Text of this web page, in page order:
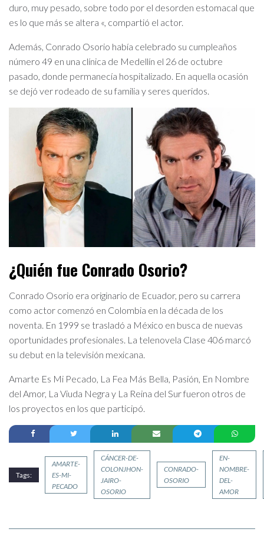
duro, muy pesado, sobre todo por el desorden estomacal que
es lo que más se altera «, compartió el actor.
Además, Conrado Osorio había celebrado su cumpleaños
número 49 en una clínica de Medellín el 26 de octubre
pasado, donde permanecía hospitalizado. En aquella ocasión
se dejó ver rodeado de su familia y seres queridos.
¿Quién fue Conrado Osorio?
Conrado Osorio era originario de Ecuador, pero su carrera
como actor comenzó en Colombia en la década de los
noventa. En 1999 se trasladó a México en busca de nuevas
oportunidades profesionales. La telenovela Clase 406 marcó
su debut en la televisión mexicana.
Amarte Es Mi Pecado, La Fea Más Bella, Pasión, En Nombre
del Amor, La Viuda Negra y La Reina del Sur fueron otros de
los proyectos en los que participó.
Tags:
AMARTE-
ES-MI-
PECADO
CÁNCER-DE-
COLONJHON-
JAIRO-
OSORIO
CONRADO-
OSORIO
EN-
NOMBRE-
DEL-
AMOR